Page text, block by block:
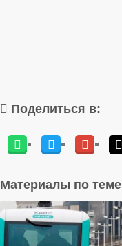
Поделиться в:
Материалы по теме